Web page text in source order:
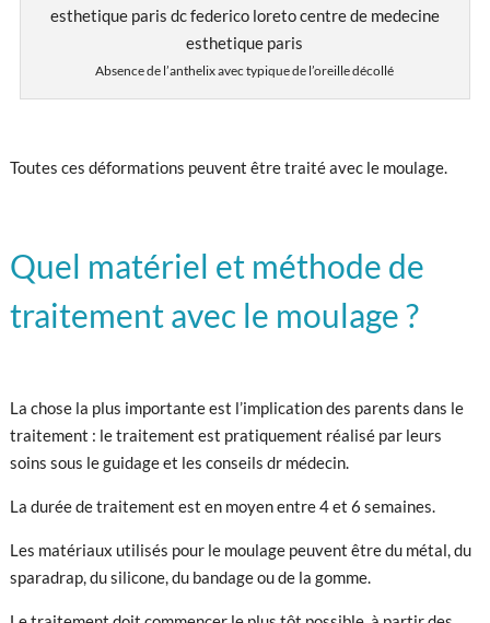
Absence de l’anthelix avec typique de l’oreille décollé
Toutes ces déformations peuvent être traité avec le moulage.
Quel matériel et méthode de
traitement avec le moulage ?
La chose la plus importante est l’implication des parents dans le
traitement : le traitement est pratiquement réalisé par leurs
soins sous le guidage et les conseils dr médecin.
La durée de traitement est en moyen entre 4 et 6 semaines.
Les matériaux utilisés pour le moulage peuvent être du métal, du
sparadrap, du silicone, du bandage ou de la gomme.